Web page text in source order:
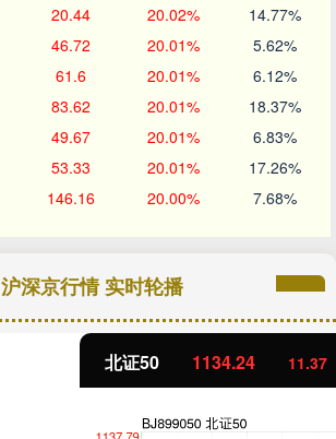
20.44 20.02% 14.77%
46.72 20.01% 5.62%
61.6 20.01% 6.12%
83.62 20.01% 18.37%
49.67 20.01% 6.83%
53.33 20.01% 17.26%
146.16 20.00% 7.68%
沪深京行情 实时轮播
11.37 1.01%